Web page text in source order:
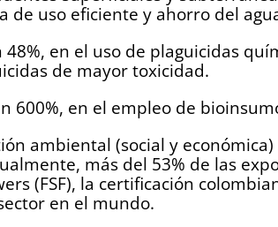
de uso eficiente y ahorro del
48%, en el uso de plaguicidas
de mayor toxicidad.
600%, en el empleo de
ambiental (social y
más del 53% de las
(FSF), la certificación
en el mundo.